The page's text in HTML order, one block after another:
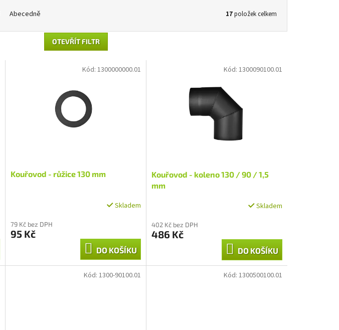
Abecedně 17položek celkem
OTEVŘÍT FILTR
Kouřovod - růžice 130 mm
Skladem
79 Kč bez DPH
95 Kč
DO KOŠÍKU
Kód: 1300000000.01
Kouřovod - koleno 130 / 90 / 1,5
mm
Skladem
402 Kč bez DPH
486 Kč
DO KOŠÍKU
Kód: 1300090100.01
Kód: 1300-90100.01 Kód: 1300500100.01